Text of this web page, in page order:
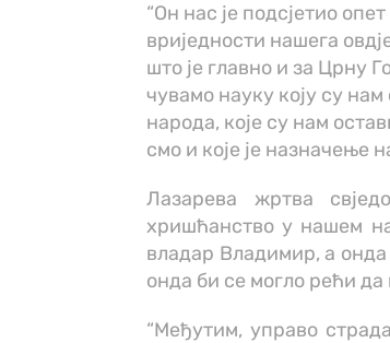
“Он нас је подсјетио
вриједности нашега
што је главно и за Црну
чувамо науку коју су
народа, које су нам
смо и које је назначење
Лазарева жртва
хришћанство у нашем
владар Владимир, а онда
онда би се могло рећи
“Међутим, управо